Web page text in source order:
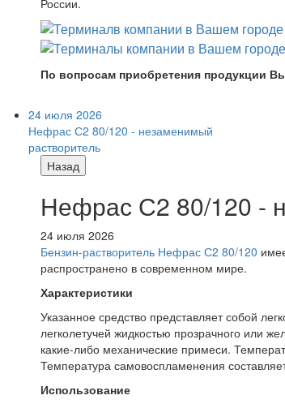
России.
По вопросам приобретения продукции
24 июля 2026
Нефрас С2 80/120 - незаменимый
растворитель
Назад
Нефрас С2 80/120 -
24 июля 2026
Бензин-растворитель Нефрас С2 80/120
распространено в современном мире.
Характеристики
Указанное средство представляет собой
легколетучей жидкостью прозрачного или
какие-либо механические примеси.
Температура самовоспламенения
Использование